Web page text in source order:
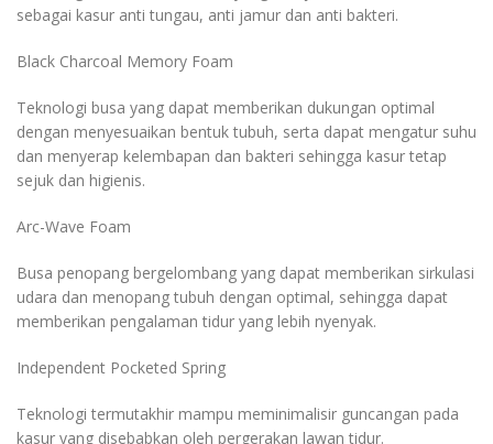
sebagai kasur anti tungau, anti jamur dan anti bakteri.
Black Charcoal Memory Foam
Teknologi busa yang dapat memberikan dukungan optimal
dengan menyesuaikan bentuk tubuh, serta dapat mengatur suhu
dan menyerap kelembapan dan bakteri sehingga kasur tetap
sejuk dan higienis.
Arc-Wave Foam
Busa penopang bergelombang yang dapat memberikan sirkulasi
udara dan menopang tubuh dengan optimal, sehingga dapat
memberikan pengalaman tidur yang lebih nyenyak.
Independent Pocketed Spring
Teknologi termutakhir mampu meminimalisir guncangan pada
kasur yang disebabkan oleh pergerakan lawan tidur.